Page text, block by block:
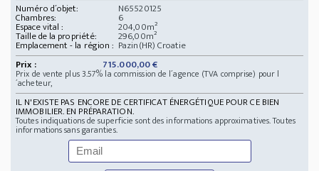
Numéro d´objet:
N65520125
Chambres: 6
Espace vital : 204,00m²
Taille de la propriété: 296,00m²
Emplacement - la région : Pazin(HR) Croatie
Prix :
715.000,00 €
Prix de vente plus 3.57% la commission de l´agence (TVA comprise) pour l
´acheteur,
IL N'EXISTE PAS ENCORE DE CERTIFICAT ÉNERGÉTIQUE POUR CE BIEN
IMMOBILIER. EN PRÉPARATION.
Toutes indiquations de superficie sont des informations approximatives. Toutes
informations sans garanties.